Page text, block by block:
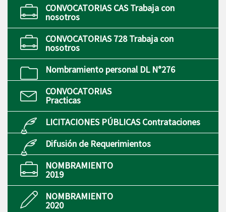
CONVOCATORIAS CAS Trabaja con
nosotros
CONVOCATORIAS 728 Trabaja con
nosotros
Nombramiento personal DL N°276
CONVOCATORIAS
Practicas
LICITACIONES PÚBLICAS Contrataciones
Difusión de Requerimientos
NOMBRAMIENTO
2019
NOMBRAMIENTO
2020